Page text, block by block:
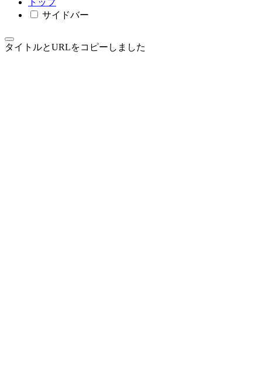
トップ
サイドバー
タイトルとURLをコピーしました